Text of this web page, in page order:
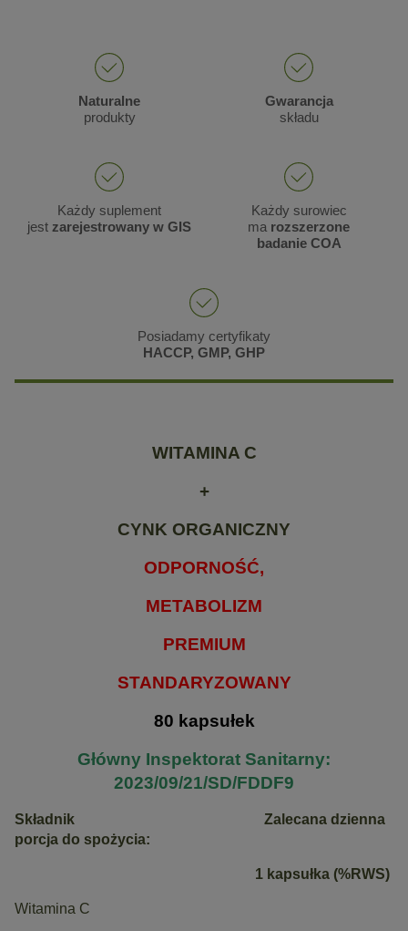
Naturalne
produkty
Gwarancja
składu
Każdy suplement
jest zarejestrowany w GIS
Każdy surowiec
ma rozszerzone
badanie COA
Posiadamy certyfikaty
HACCP, GMP, GHP
WITAMINA C
+
CYNK ORGANICZNY
ODPORNOŚĆ,
METABOLIZM
PREMIUM
STANDARYZOWANY
80 kapsułek
Główny Inspektorat Sanitarny:
2023/09/21/SD/FDDF9
Składnik Zalecana dzienna
porcja do spożycia:
1 kapsułka (%RWS)
Witamina C